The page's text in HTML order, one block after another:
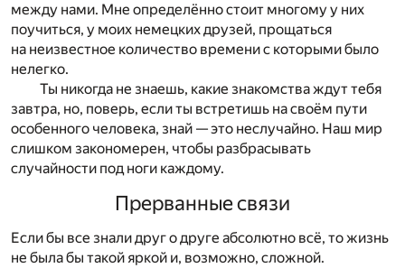
между нами. Мне определённо стоит многому у них
поучиться, у моих немецких друзей, прощаться
на неизвестное количество времени с которыми было
нелегко.
Ты никогда не знаешь, какие знакомства ждут тебя
завтра, но, поверь, если ты встретишь на своём пути
особенного человека, знай — это неслучайно. Наш мир
слишком закономерен, чтобы разбрасывать
случайности под ноги каждому.
Прерванные связи
Если бы все знали друг о друге абсолютно всё, то жизнь
не была бы такой яркой и, возможно, сложной.